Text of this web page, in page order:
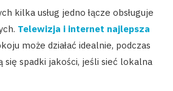
kilka usług jedno łącze obsługuje
Telewizja i internet najlepsza
może działać idealnie, podczas
się spadki jakości, jeśli sieć lokalna